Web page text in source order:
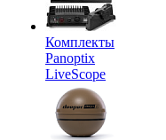
Комплекты
Panoptix
LiveScope